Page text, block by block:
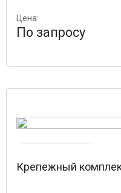
Цена:
По запросу
Крепежный